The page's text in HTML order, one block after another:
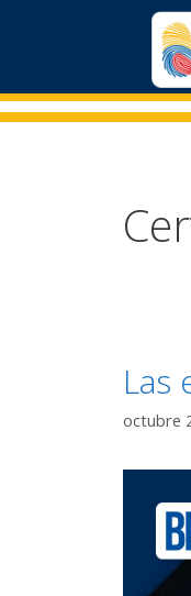
Las
octubre